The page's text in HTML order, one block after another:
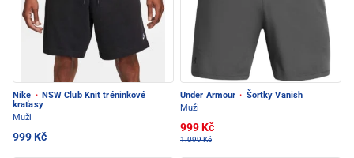
Nike · NSW Club Knit tréninkové
kraťasy
Muži
999 Kč
Under Armour · Šortky Vanish
Muži
999 Kč
1.099 Kč